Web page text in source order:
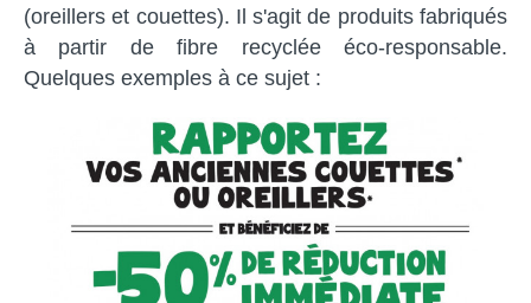
(oreillers et couettes). Il s'agit de produits fabriqués
à partir de fibre recyclée éco-responsable.
Quelques exemples à ce sujet :